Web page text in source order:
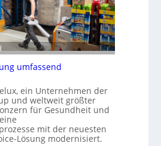
umfassend
ein Unternehmen der
und weltweit größter
für Gesundheit und
mit der neuesten
Lösung modernisiert.